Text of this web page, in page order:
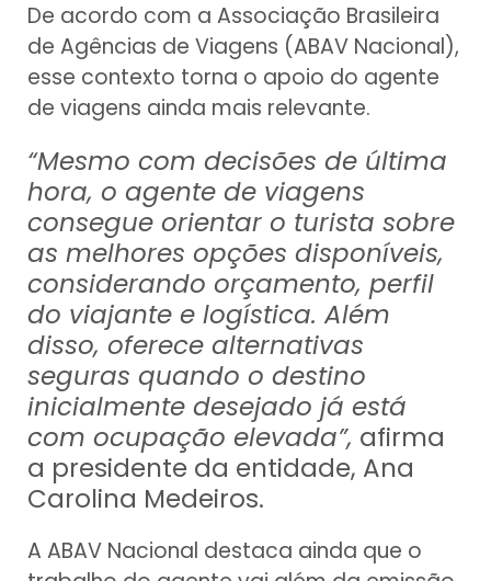
De acordo com a Associação Brasileira
de Agências de Viagens (ABAV Nacional),
esse contexto torna o apoio do agente
de viagens ainda mais relevante.
“Mesmo com decisões de última
hora, o agente de viagens
consegue orientar o turista sobre
as melhores opções disponíveis,
considerando orçamento, perfil
do viajante e logística. Além
disso, oferece alternativas
seguras quando o destino
inicialmente desejado já está
com ocupação elevada”, afirma
a presidente da entidade, Ana
Carolina Medeiros.
A ABAV Nacional destaca ainda que o